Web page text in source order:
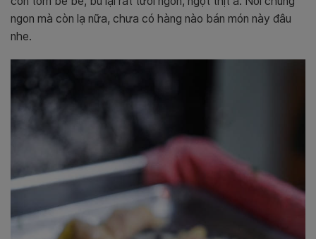
ngon mà còn lạ nữa, chưa có hàng nào bán món này đâu
nhe.